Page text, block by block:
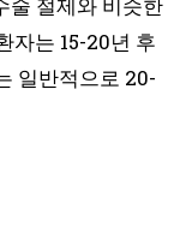
자는 15-20년 후
일반적으로 20-